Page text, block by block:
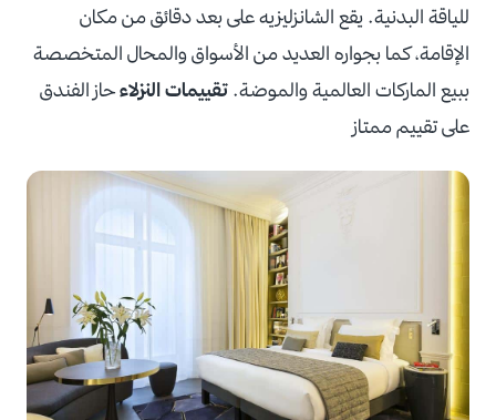
للياقة البدنية. يقع الشانزليزيه على بعد دقائق من مكان
الإقامة، كما بجواره العديد من الأسواق والمحال المتخصصة
ببيع الماركات العالمية والموضة. تقييمات النزلاءحاز الفندق
على تقييم ممتاز